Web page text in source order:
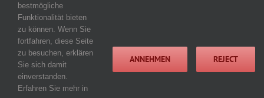
KATEGORIEN
Keine Kategorien
bestmögliche
Funktionalität bieten
zu können. Wenn Sie
fortfahren, diese Seite
zu besuchen, erklären
Sie sich damit
einverstanden.
Erfahren Sie mehr in
ANNEHMEN REJECT